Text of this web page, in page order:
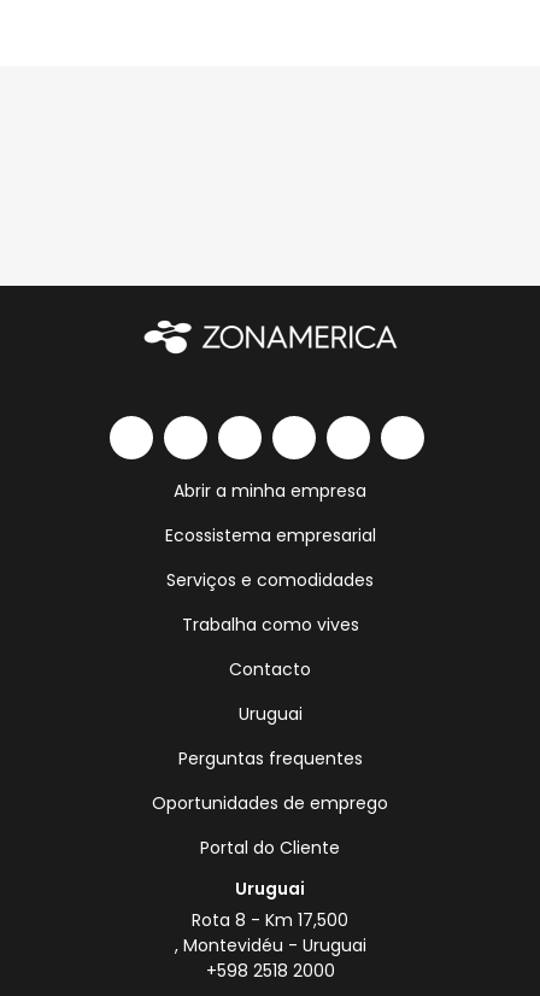
Abrir a minha empresa
Ecossistema empresarial
Serviços e comodidades
Trabalha como vives
Contacto
Uruguai
Perguntas frequentes
Oportunidades de emprego
Portal do Cliente
Uruguai
Rota 8 - Km 17,500
, Montevidéu - Uruguai
+598 2518 2000